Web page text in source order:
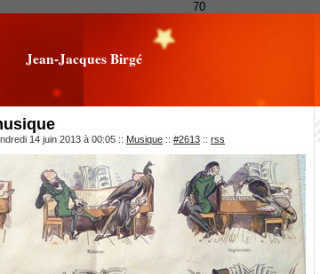
70
Jean-Jacques Birgé
14 juin 2013 à 00:05 :: Musique :: #2613 :: rss